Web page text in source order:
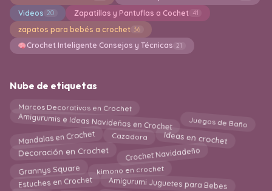
Videos 20 Zapatillas y Pantuflas a Cochet 41
zapatos para bebés a crochet 36
Crochet Inteligente Consejos y Técnicas 21
Nube de etiquetas
Marcos Decorativos en Crochet
Amigurumis e Ideas Navideñas en Crochet Juegos de Baño
Mandalas en Crochet Cazadora Ideas en crochet
Decoración en Crochet Crochet Navidadeño
Grannys Square kimono en crochet
Estuches en Crochet Amigurumi Juguetes para Bebes